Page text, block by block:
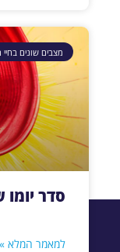
מצבים שונים
סדר
למאמר המלא »